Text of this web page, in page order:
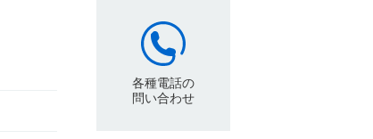
各種電話の
問い合わせ